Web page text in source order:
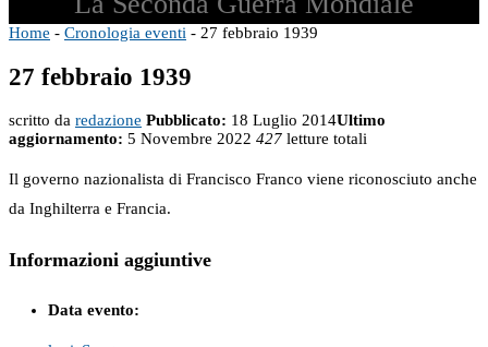
Home - Cronologia eventi - 27 febbraio 1939
27 febbraio 1939
scritto da redazione Pubblicato: 18 Luglio 2014Ultimo
aggiornamento: 5 Novembre 2022 427 letture totali
Il governo nazionalista di Francisco Franco viene riconosciuto anche
da Inghilterra e Francia.
Informazioni aggiuntive
Data evento: